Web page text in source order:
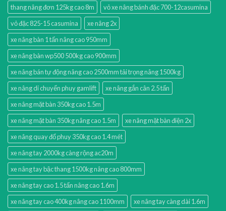
thang nâng đơn 125kg cao 8m
vỏ xe nâng bánh đặc 700-12casumina
vỏ đặc 825-15 casumina
xe nâng 2x
xe nâng bàn 1 tấn nâng cao 950mm
xe nâng bàn wp500 500kg cao 900mm
xe nâng bán tự động nâng cao 2500mm tải trọng nâng 1500kg
xe nâng di chuyển phuy gamlift
xe nâng gắn cân 2.5 tấn
xe nâng mặt bàn 350kg cao 1.5m
xe nâng mặt bàn 350kg nâng cao 1.5m
xe nâng mặt bàn điện 2x
xe nâng quay đổ phuy 350kg cao 1.4 mét
xe nâng tay 2000kg càng rộng ac20m
xe nâng tay bậc thang 1500kg nâng cao 800mm
xe nâng tay cao 1.5 tấn nâng cao 1.6m
xe nâng tay cao 400kg nâng cao 1100mm
xe nâng tay càng dài 1.6m